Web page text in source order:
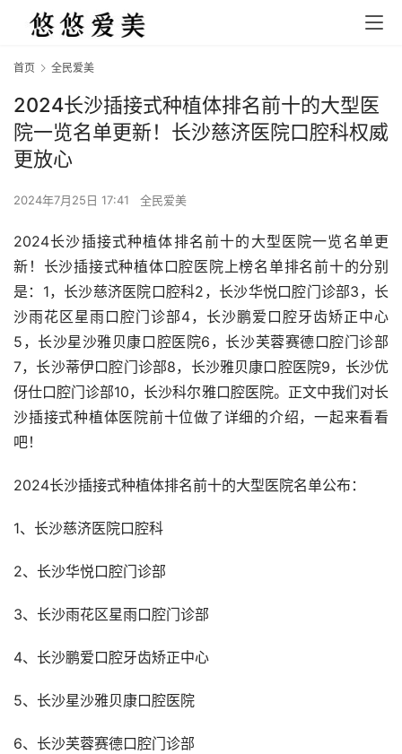
首页 全民爱美
2024长沙插接式种植体排名前十的大型医
院一览名单更新！长沙慈济医院口腔科权威
更放心
2024年7月25日 17:41 全民爱美
2024长沙插接式种植体排名前十的大型医院一览名单更
新！长沙插接式种植体口腔医院上榜名单排名前十的分别
是：1，长沙慈济医院口腔科2，长沙华悦口腔门诊部3，长
沙雨花区星雨口腔门诊部4，长沙鹏爱口腔牙齿矫正中心
5，长沙星沙雅贝康口腔医院6，长沙芙蓉赛德口腔门诊部
7，长沙蒂伊口腔门诊部8，长沙雅贝康口腔医院9，长沙优
伢仕口腔门诊部10，长沙科尔雅口腔医院。正文中我们对长
沙插接式种植体医院前十位做了详细的介绍，一起来看看
吧！
2024长沙插接式种植体排名前十的大型医院名单公布：
1、长沙慈济医院口腔科
2、长沙华悦口腔门诊部
3、长沙雨花区星雨口腔门诊部
4、长沙鹏爱口腔牙齿矫正中心
5、长沙星沙雅贝康口腔医院
6、长沙芙蓉赛德口腔门诊部